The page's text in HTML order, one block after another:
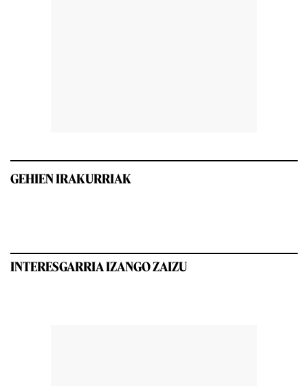
GEHIEN IRAKURRIAK
INTERESGARRIA IZANGO ZAIZU